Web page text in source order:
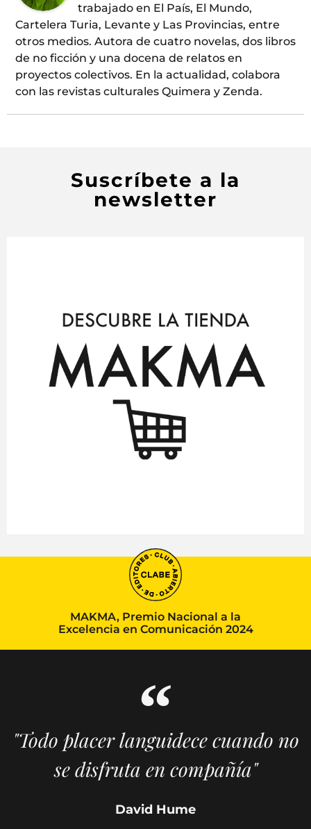
trabajado en El País, El Mundo,
Cartelera Turia, Levante y Las Provincias, entre
otros medios. Autora de cuatro novelas, dos libros
de no ficción y una docena de relatos en
proyectos colectivos. En la actualidad, colabora
con las revistas culturales Quimera y Zenda.
Suscríbete a la
newsletter
MAKMA, Premio Nacional a la
Excelencia en Comunicación 2024
"Todo placer languidece cuando no
se disfruta en compañía"
David Hume